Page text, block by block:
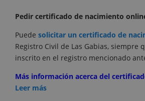
Pedir certificado de nacimiento
Puede solicitar un certificado de
Registro Civil de Las Gabias, siempre
inscrito en el registro mencionado
Más información acerca del
Leer más